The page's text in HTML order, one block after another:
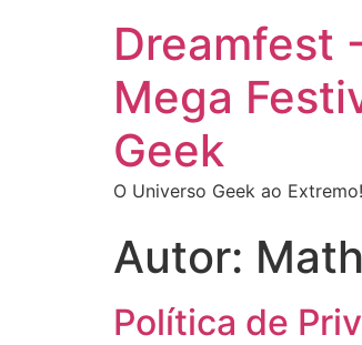
Dreamfest
Mega
Geek
O Universo Geek ao Extremo!
Autor:
Política de